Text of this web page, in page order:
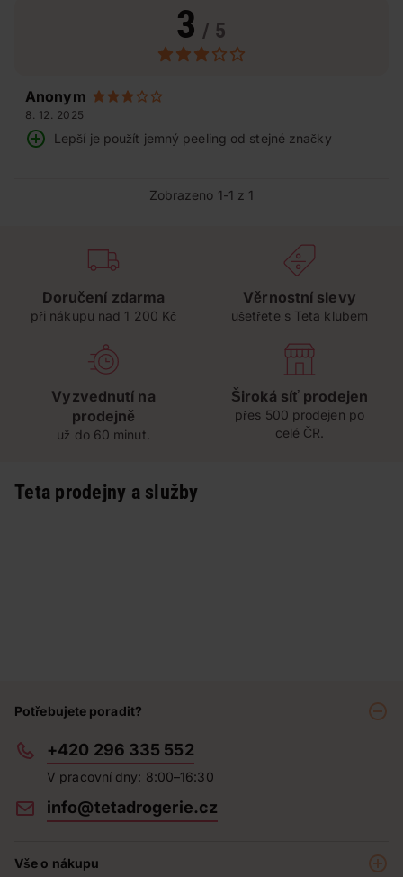
3 / 5
Anonym
8. 12. 2025
Lepší je použít jemný peeling od stejné značky
Zobrazeno 1-1 z 1
Doručení zdarma
při nákupu nad 1 200 Kč
Věrnostní slevy
ušetřete s Teta klubem
Vyzvednutí na
prodejně
už do 60 minut.
Široká síť prodejen
přes 500 prodejen po
celé ČR.
Teta prodejny a služby
Potřebujete poradit?
+420 296 335 552
V pracovní dny: 8:00–16:30
info@tetadrogerie.cz
Vše o nákupu